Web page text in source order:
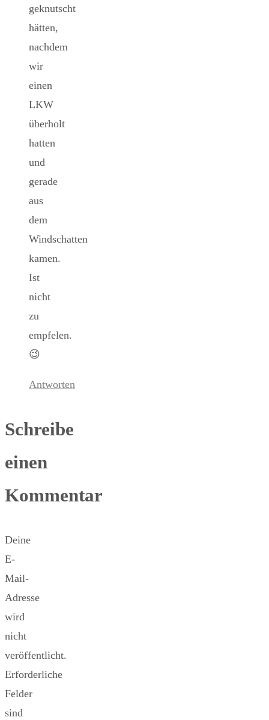
geknutscht
hätten,
nachdem
wir
einen
LKW
überholt
hatten
und
gerade
aus
dem
Windschatten
kamen.
Ist
nicht
zu
empfelen.
😉
Antworten
Schreibe
einen
Kommentar
Deine
E-
Mail-
Adresse
wird
nicht
veröffentlicht.
Erforderliche
Felder
sind